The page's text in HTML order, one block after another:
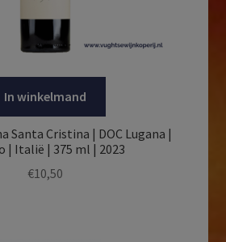
In winkelmand
Santa Cristina | DOC Lugana |
| Italië | 375 ml | 2023
€10,50